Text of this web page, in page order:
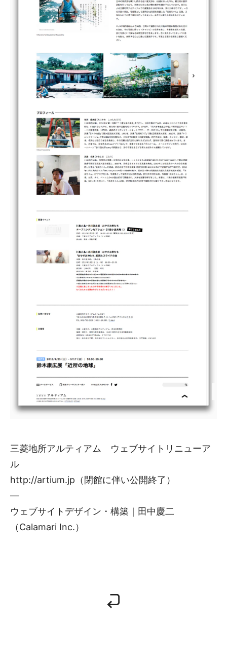
三菱地所アルティアム ウェブサイトリニューア
ル
http://artium.jp（閉館に伴い公開終了）
—
ウェブサイトデザイン・構築｜田中慶二
（Calamari Inc.）